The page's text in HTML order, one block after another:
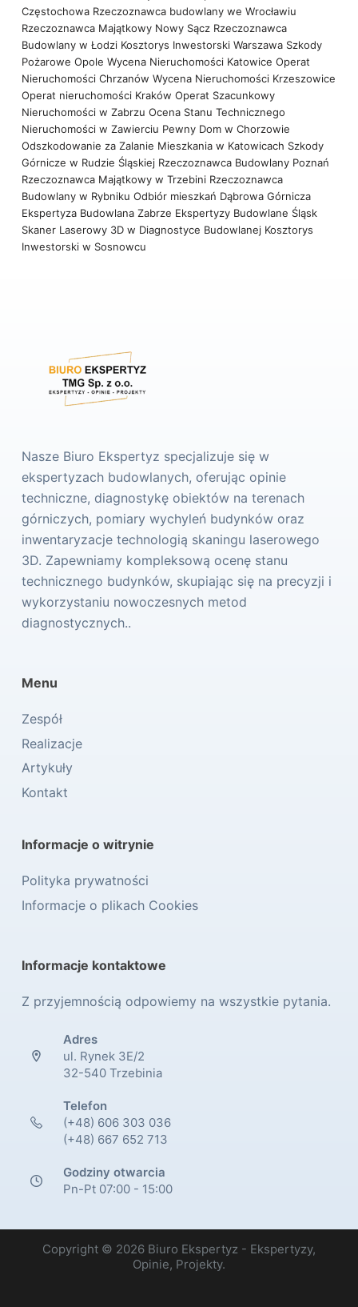
Częstochowa Rzeczoznawca budowlany we Wrocławiu
Rzeczoznawca Majątkowy Nowy Sącz Rzeczoznawca
Budowlany w Łodzi Kosztorys Inwestorski Warszawa Szkody
Pożarowe Opole Wycena Nieruchomości Katowice Operat
Nieruchomości Chrzanów Wycena Nieruchomości Krzeszowice
Operat nieruchomości Kraków Operat Szacunkowy
Nieruchomości w Zabrzu Ocena Stanu Technicznego
Nieruchomości w Zawierciu Pewny Dom w Chorzowie
Odszkodowanie za Zalanie Mieszkania w Katowicach Szkody
Górnicze w Rudzie Śląskiej Rzeczoznawca Budowlany Poznań
Rzeczoznawca Majątkowy w Trzebini Rzeczoznawca
Budowlany w Rybniku Odbiór mieszkań Dąbrowa Górnicza
Ekspertyza Budowlana Zabrze Ekspertyzy Budowlane Śląsk
Skaner Laserowy 3D w Diagnostyce Budowlanej Kosztorys
Inwestorski w Sosnowcu
Nasze Biuro Ekspertyz specjalizuje się w
ekspertyzach budowlanych, oferując opinie
techniczne, diagnostykę obiektów na terenach
górniczych, pomiary wychyleń budynków oraz
inwentaryzacje technologią skaningu laserowego
3D. Zapewniamy kompleksową ocenę stanu
technicznego budynków, skupiając się na precyzji i
wykorzystaniu nowoczesnych metod
diagnostycznych..
Menu
Zespół
Realizacje
Artykuły
Kontakt
Informacje o witrynie
Polityka prywatności
Informacje o plikach Cookies
Informacje kontaktowe
Z przyjemnością odpowiemy na wszystkie pytania.
Adres
ul. Rynek 3E/2
32-540 Trzebinia
Telefon
(+48) 606 303 036
(+48) 667 652 713
Godziny otwarcia
Pn-Pt 07:00 - 15:00
Copyright © 2026 Biuro Ekspertyz - Ekspertyzy,
Opinie, Projekty.